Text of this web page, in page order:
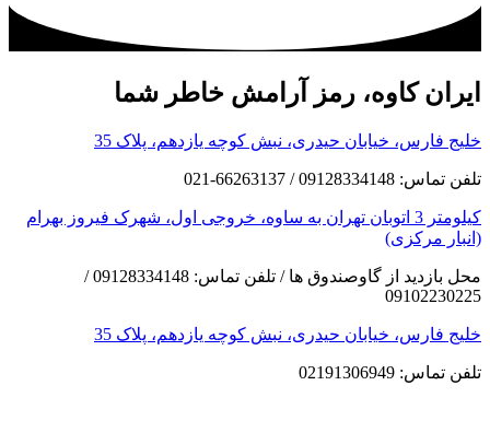
ایران کاوه، رمز آرامش خاطر شما
خلیج فارس، خیابان حیدری، نبش کوچه یازدهم، پلاک 35
تلفن تماس: 09128334148 / 66263137-021
کیلومتر 3 اتوبان تهران به ساوه، خروجی اول، شهرک فیروز بهرام
(انبار مرکزی)
محل بازدید از گاوصندوق ها / تلفن تماس: 09128334148 /
09102230225
خلیج فارس، خیابان حیدری، نبش کوچه یازدهم، پلاک 35
تلفن تماس: 02191306949